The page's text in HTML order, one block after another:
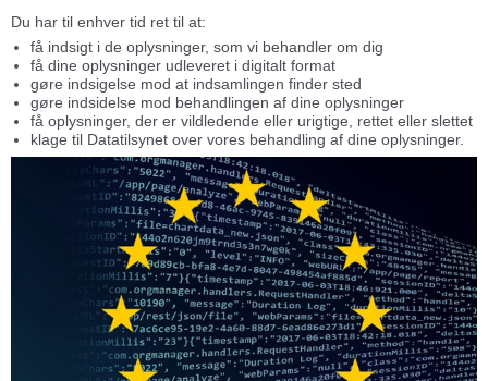
Du har til enhver tid ret til at:
få indsigt i de oplysninger, som vi behandler om dig
få dine oplysninger udleveret i digitalt format
gøre indsigelse mod at indsamlingen finder sted
gøre indsidelse mod behandlingen af dine oplysninger
få oplysninger, der er vildledende eller urigtige, rettet eller slettet
klage til Datatilsynet over vores behandling af dine oplysninger.